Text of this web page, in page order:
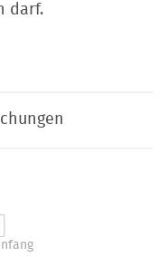
darf.
wir